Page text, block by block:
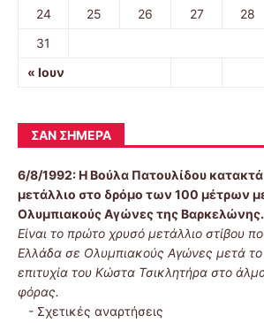
« Ιουν
24 25 26 27 28
31
ΣΑΝ ΣΉΜΕΡΑ
6/8/1992:Η Βούλα Πατουλίδου
μετάλλιο στο δρόμο των 100 μέτρων
Ολυμπιακούς Αγώνες της Βαρκελώνης.
Είναι το πρώτο χρυσό μετάλλιο στίβου
Ελλάδα σε Ολυμπιακούς Αγώνες μετά το
επιτυχία του Κώστα Τσικλητήρα στο
φόρας.
- Σχετικές αναρτήσεις